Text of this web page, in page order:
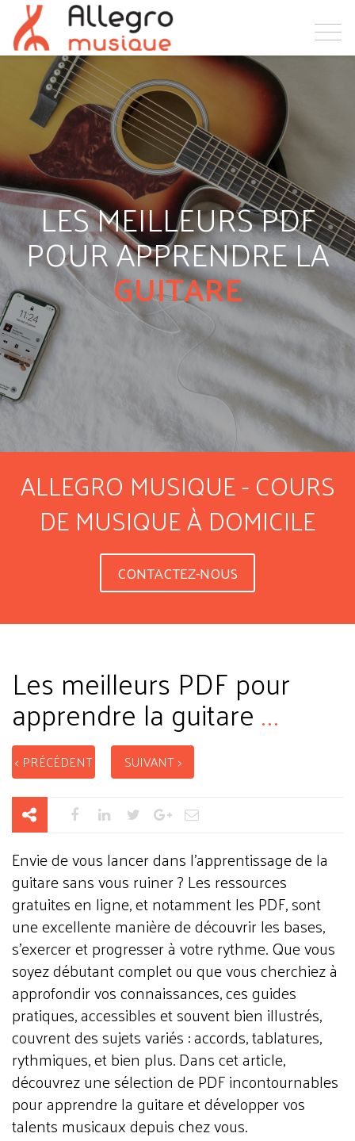
LES MEILLEURS PDF
POUR APPRENDRE LA
GUITARE
ALLEGRO MUSIQUE - COURS
DE MUSIQUE À DOMICILE
CONTACTEZ-NOUS
Les meilleurs PDF pour
apprendre la guitare...
< PRÉCÉDENT SUIVANT >
Envie de vous lancer dans l’apprentissage de la
guitare sans vous ruiner ? Les ressources
gratuites en ligne, et notamment les PDF, sont
une excellente manière de découvrir les bases,
s’exercer et progresser à votre rythme. Que vous
soyez débutant complet ou que vous cherchiez à
approfondir vos connaissances, ces guides
pratiques, accessibles et souvent bien illustrés,
couvrent des sujets variés : accords, tablatures,
rythmiques, et bien plus. Dans cet article,
découvrez une sélection de PDF incontournables
pour apprendre la guitare et développer vos
talents musicaux depuis chez vous.